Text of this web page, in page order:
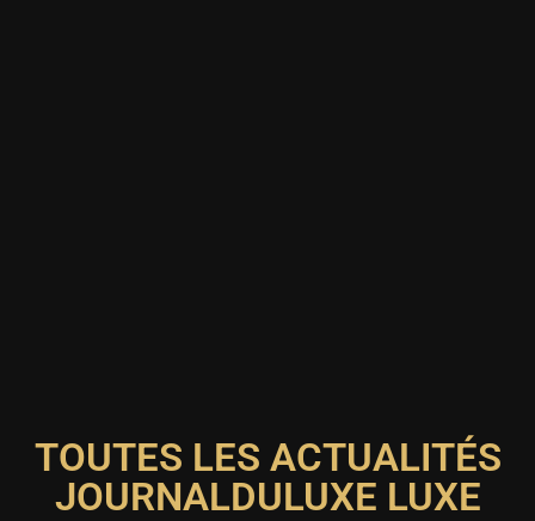
TOUTES LES ACTUALITÉS
JOURNALDULUXE LUXE